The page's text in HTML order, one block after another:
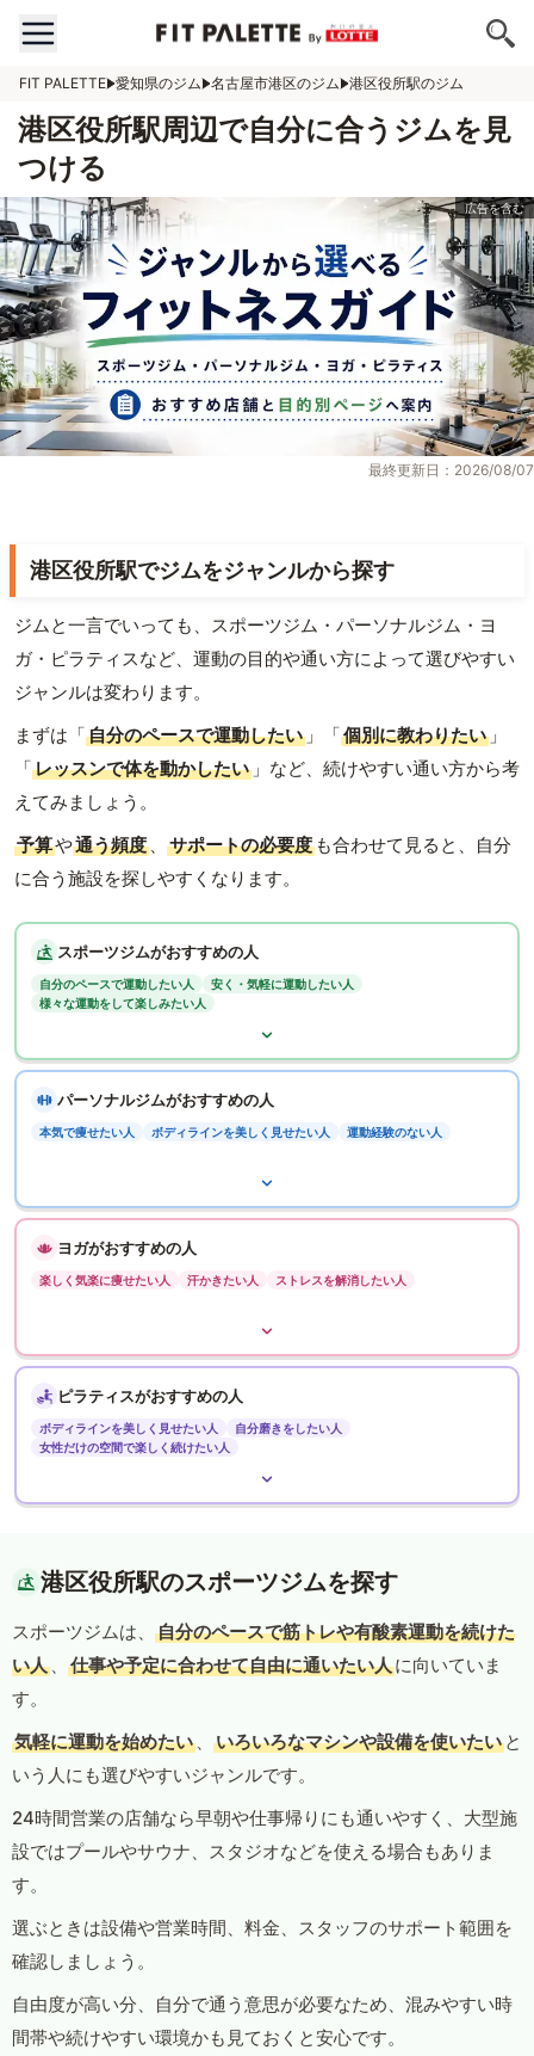
FIT PALETTE 愛知県のジム 名古屋市港区のジム 港区役所駅のジム
港区役所駅周辺で自分に合うジムを見
つける
最終更新日：2026/08/07
港区役所駅でジムをジャンルから探す
ジムと一言でいっても、スポーツジム・パーソナルジム・ヨ
ガ・ピラティスなど、運動の目的や通い方によって選びやすい
ジャンルは変わります。
まずは「自分のペースで運動したい 」「個別に教わりたい 」
「レッスンで体を動かしたい 」など、続けやすい通い方から考
えてみましょう。
予算や通う頻度 、 サポートの必要度 も合わせて見ると、自分
に合う施設を探しやすくなります。
スポーツジムがおすすめの人
自分のペースで運動したい人
安く・気軽に運動したい人
様々な運動をして楽しみたい人
パーソナルジムがおすすめの人
本気で痩せたい人 ボディラインを美しく見せたい人 運動経験のない人
ヨガがおすすめの人
楽しく気楽に痩せたい人 汗かきたい人 ストレスを解消したい人
ピラティスがおすすめの人
ボディラインを美しく見せたい人
自分磨きをしたい人
女性だけの空間で楽しく続けたい人
港区役所駅のスポーツジムを探す
スポーツジムは、
自分のペースで筋トレや有酸素運動を続けた
い人 、 仕事や予定に合わせて自由に通いたい人に向いていま
す。
気軽に運動を始めたい 、 いろいろなマシンや設備を使いたい と
いう人にも選びやすいジャンルです。
24時間営業の店舗なら早朝や仕事帰りにも通いやすく、大型施
設ではプールやサウナ、スタジオなどを使える場合もありま
す。
選ぶときは設備や営業時間、料金、スタッフのサポート範囲を
確認しましょう。
自由度が高い分、自分で通う意思が必要なため、混みやすい時
間帯や続けやすい環境かも見ておくと安心です。